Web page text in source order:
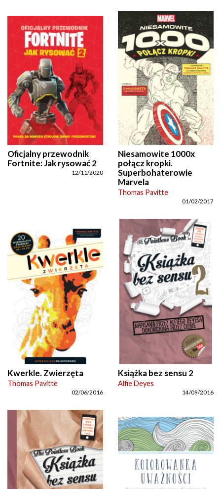
Oficjalny przewodnik
Fortnite: Jak rysować 2
12/11/2020
Niesamowite 1000x
połącz kropki.
Superbohaterowie
Marvela
Thomas Pavitte
01/02/2017
Kwerkle. Zwierzęta
Thomas Pavitte
02/06/2016
Książka bez sensu 2
Alfie Deyes
14/09/2016